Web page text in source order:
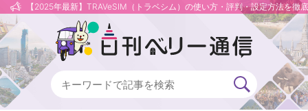
【2025年最新】TRAVeSIM（トラベシム）の使い方・評判・設定方法を徹